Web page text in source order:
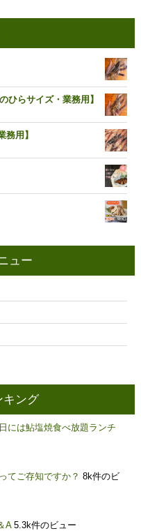
ひらサイズ・業務用】
用】
ュー
キング
には鮎塩焼食べ放題ランチ
てご存知ですか？ 8k件のビ
A 5.3k件のビュー